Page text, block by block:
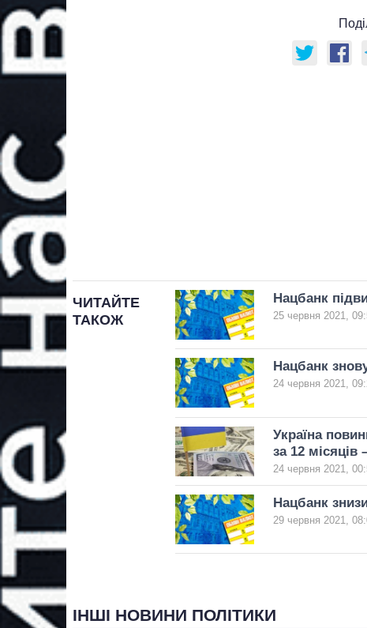
ЧИТАЙТЕ
ТАКОЖ
Нацбанк
25 червня 2021,
Нацбанк
24 червня 2021,
Україна
за 12 місяців
24 червня 2021,
Нацбанк
29 червня 2021,
ІНШІ НОВИНИ ПОЛІТИКИ